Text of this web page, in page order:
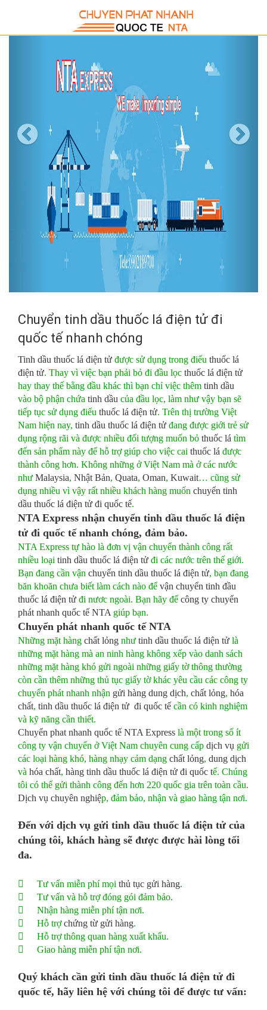
Chuyển tinh dầu thuốc lá điện tử đi
quốc tế nhanh chóng
Tinh dầu thuốc lá điện tử được sử dụng trong điếu thuốc lá
điện tử. Thay vì việc bạn phải bỏ đi đầu lọc thuốc lá điện tử
hay thay thế bằng đầu khác thì bạn chỉ việc thêm tinh dầu
vào bộ phận chứa tinh dầu của đầu lọc, làm như vậy bạn sẽ
tiếp tục sử dụng điếu thuốc lá điện tử. Trên thị trường Việt
Nam hiện nay, tinh dầu thuốc lá điện tử đang được giới trẻ sử
dụng rộng rãi và được nhiều đối tượng muốn bỏ thuốc lá tìm
đến sản phẩm này để hỗ trợ giúp cho việc cai thuốc lá được
thành công hơn. Không những ở Việt Nam mà ở các nước
như Malaysia, Nhật Bản, Quata, Oman, Kuwait… cũng sử
dụng nhiều vì vậy rất nhiều khách hàng muốn chuyển tinh
dầu thuốc lá điện tử đi quốc tế.
NTA Express nhận chuyển tinh dầu thuốc lá điện
tử đi quốc tế nhanh chóng, đảm bảo.
NTA Express tự hào là đơn vị vận chuyển thành công rất
nhiều loại tinh dầu thuốc lá điện tử đi các nước trên thế giới.
Bạn đang cần vận chuyển tinh dầu thuốc lá điện tử, bạn đang
băn khoăn chưa biết làm cách nào để vận chuyển tinh đầu
thuốc lá điện tử đi nươc ngoài. Bạn hãy để công ty chuyển
phát nhanh quốc tế NTA giúp bạn.
Chuyển phát nhanh quốc tế NTA
Những mặt hàng chất lỏng như tinh dầu thuốc lá điện tử là
những mặt hàng mà an ninh hàng không xếp vào danh sách
những mặt hàng khó gửi ngoài những giấy tờ thông thường
còn cần thêm những thủ tục giấy tờ khác yêu cầu các công ty
chuyển phát nhanh nhận gửi hàng dung dịch, chất lỏng, hóa
chất, tinh dầu thuốc lá điện tử đi quốc tế cần có kinh nghiệm
và kỹ năng cần thiết.
Chuyển phat nhanh quốc tế NTA Express là một trong số ít
công ty vận chuyển ở Việt Nam chuyên cung cấp dịch vụ gửi
các loại hàng khó, hàng nhạy cảm dạng chất lỏng, dung dịch
và hóa chất, hàng tinh dầu thuốc lá điện tử đi quốc tế. Chúng
tôi có thể gửi thành công đến hơn 220 quốc gia trên toàn cầu.
Dịch vụ chuyên nghiệp, đảm bảo, nhận và giao hàng tận nơi.
Đến với dịch vụ gửi tinh dầu thuốc lá điện tử của
chúng tôi, khách hàng sẽ được được hài lòng tối
đa.
 Tư vấn miễn phí mọi thủ tục gửi hàng.

Tư vấn và hỗ trợ đóng gói đảm bảo.

Nhận hàng miễn phí tận nơi.

Hỗ trợchứng từ gửi hàng.

Hỗ trợ thông quan hàng xuất khẩu.

Giao hàng miễn phí tận nơi.
Quý khách cần gửi tinh dầu thuốc lá điện tử đi
quốc tế, hãy liên hệ với chúng tôi để được tư vấn: